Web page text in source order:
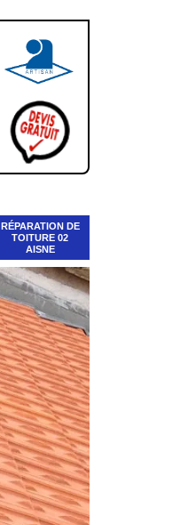
RÉPARATION DE
TOITURE 02
AISNE